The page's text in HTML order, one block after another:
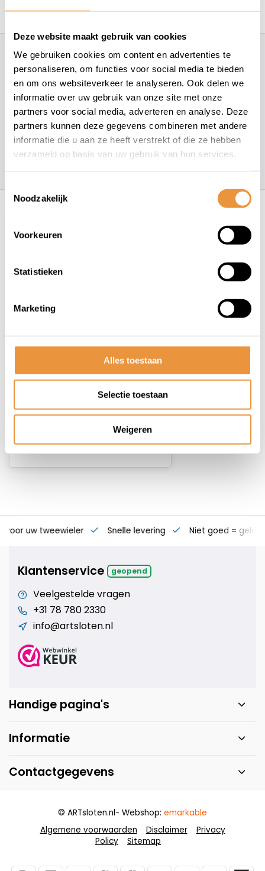
Deze website maakt gebruik van cookies
We gebruiken cookies om content en advertenties te
personaliseren, om functies voor social media te bieden
en om ons websiteverkeer te analyseren. Ook delen we
informatie over uw gebruik van onze site met onze
partners voor social media, adverteren en analyse. Deze
partners kunnen deze gegevens combineren met andere
informatie die u aan ze heeft verstrekt of die ze hebben
verzameld op basis van uw gebruik van hun services.
Noodzakelijk
Voorkeuren
Statistieken
Marketing
Alles toestaan
Selectie toestaan
Weigeren
Reviews 10/10
Hoe kunnen wij je helpen?
+31 78 780 2330
info@artsloten.nl
Recent bekeken
Kettingslot ART4 - 200cm -
Op voorraad
48,95
voor uw tweewieler Snelle levering Niet goed = geld
Klantenservice geopend
Veelgestelde vragen
+31 78 780 2330
info@artsloten.nl
Handige pagina's
Informatie
Contactgegevens
Algemene voorwaarden Disclaimer
Privacy
Policy
Sitemap
© ARTsloten.nl- Webshop: emarkable